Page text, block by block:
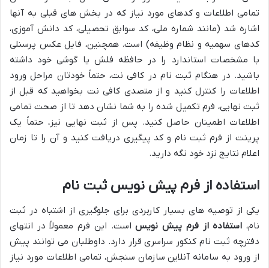
تمامی اطلاعات و کدهای مورد نیاز که در بخش های قبلی به آنها
اشاره شد (مانند شماره ملی، کد سوابق تحصیلی، کد دانش آموزی،
کدهای سهمیه و نظام وظیفه) است. همچنین، فایل عکس پرسنلی
با مشخصات استاندارد را در حافظه فلش یا گوشی خود داشته
باشید. در هنگام ثبت نام در کافی نت، حتماً خودتان مراحل ورود
اطلاعات را کنترل کنید و از متصدی کافی نت بخواهید که قبل از
ثبت نهایی، فرم تکمیل شده را به شما نشان دهد تا از صحت تمامی
اطلاعات اطمینان حاصل کنید. پس از ثبت نهایی نیز، حتماً یک
پرینت از فرم ثبت نام و کد پیگیری دریافت کنید و آن را تا زمان
اعلام نتایج نزد خود نگه دارید.
استفاده از فرم پیش نویس ثبت نام
یکی از توصیه های بسیار کاربردی برای جلوگیری از اشتباه در ثبت
نام، استفاده از فرم پیش نویساست. این فرم معمولاً در انتهای
دفترچه ثبت نام کنکور سراسری قرار دارد. داوطلبان می توانند پیش
از ورود به سامانه آنلاین سازمان سنجش، تمامی اطلاعات مورد نیاز